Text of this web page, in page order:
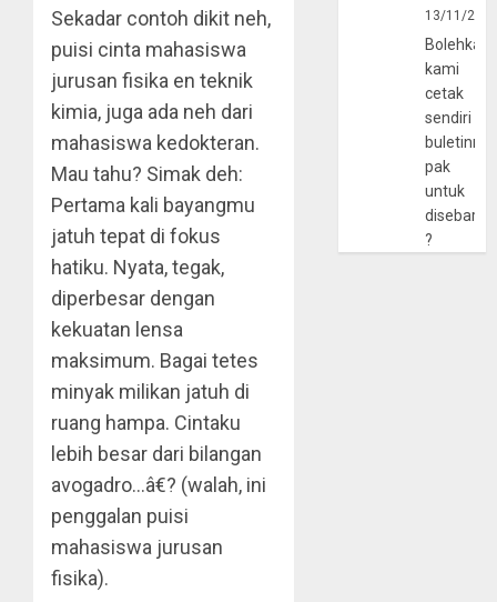
Sekadar contoh dikit neh,
puisi cinta mahasiswa
jurusan fisika en teknik
kimia, juga ada neh dari
mahasiswa kedokteran.
Mau tahu? Simak deh:
Pertama kali bayangmu
jatuh tepat di fokus
hatiku. Nyata, tegak,
diperbesar dengan
kekuatan lensa
maksimum. Bagai tetes
minyak milikan jatuh di
ruang hampa. Cintaku
lebih besar dari bilangan
avogadro…â€? (walah, ini
penggalan puisi
mahasiswa jurusan
fisika).
13/11/
Bolehkah
kami
cetak
sendiri
pak
untuk
?